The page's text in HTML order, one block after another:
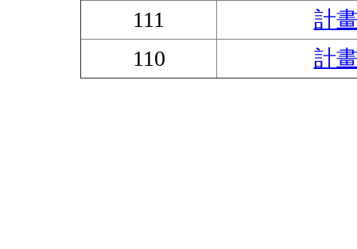
111
計
110
計